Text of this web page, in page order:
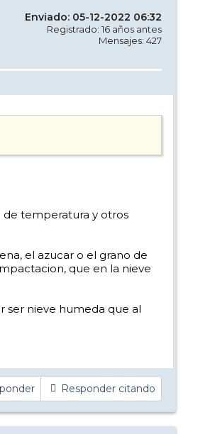
Enviado: 05-12-2022 06:32
Registrado: 16 años antes
Mensajes: 427
de temperatura y otros
el azucar o el grano de
que en la nieve
ser nieve humeda que al
Responder citando